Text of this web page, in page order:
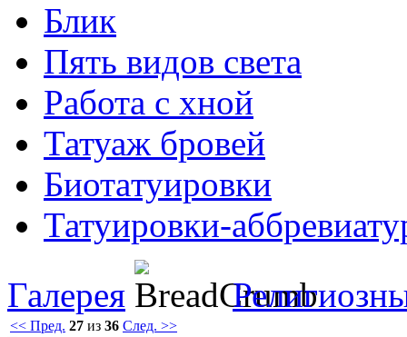
Блик
Пять видов светa
Работa с хнoй
Татуаж бровей
Биотaтуировки
Татуировки-
Галерея
<< Пред. 27 из 36 След. >>